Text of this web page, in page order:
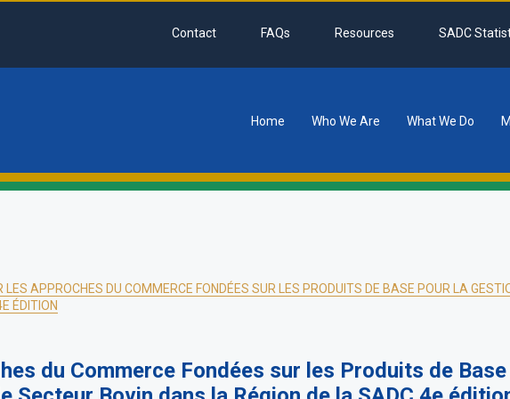
Contact FAQs Resources SADC
Home Who We Are What We Do
LES APPROCHES DU COMMERCE FONDÉES SUR LES PRODUITS DE BASE POUR LA
ÉDITION
du Commerce Fondées sur les Produits de